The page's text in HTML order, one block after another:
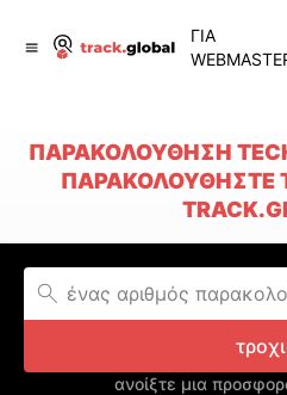
ΓΙΑ
ΠΑΡΑΚΟΛΟΎΘΗΣΗ
ΠΑΡΑΚΟΛΟΥΘΉΣΤΕ
ανοίξτε μια